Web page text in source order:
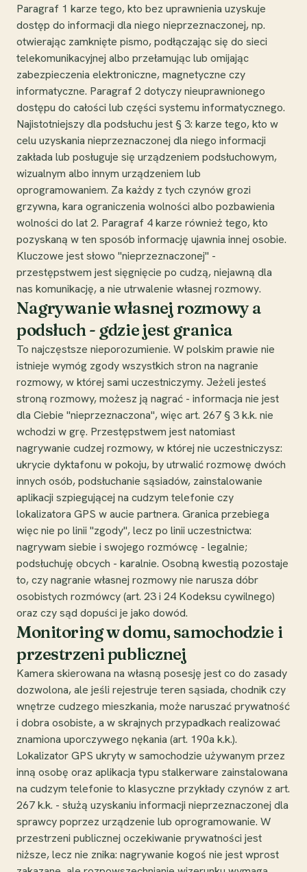
Paragraf 1 karze tego, kto bez uprawnienia uzyskuje
dostęp do informacji dla niego nieprzeznaczonej, np.
otwierając zamknięte pismo, podłączając się do sieci
telekomunikacyjnej albo przełamując lub omijając
zabezpieczenia elektroniczne, magnetyczne czy
informatyczne. Paragraf 2 dotyczy nieuprawnionego
dostępu do całości lub części systemu informatycznego.
Najistotniejszy dla podsłuchu jest § 3: karze tego, kto w
celu uzyskania nieprzeznaczonej dla niego informacji
zakłada lub posługuje się urządzeniem podsłuchowym,
wizualnym albo innym urządzeniem lub
oprogramowaniem. Za każdy z tych czynów grozi
grzywna, kara ograniczenia wolności albo pozbawienia
wolności do lat 2. Paragraf 4 karze również tego, kto
pozyskaną w ten sposób informację ujawnia innej osobie.
Kluczowe jest słowo "nieprzeznaczonej" -
przestępstwem jest sięgnięcie po cudzą, niejawną dla
nas komunikację, a nie utrwalenie własnej rozmowy.
Nagrywanie własnej rozmowy a
podsłuch - gdzie jest granica
To najczęstsze nieporozumienie. W polskim prawie nie
istnieje wymóg zgody wszystkich stron na nagranie
rozmowy, w której sami uczestniczymy. Jeżeli jesteś
stroną rozmowy, możesz ją nagrać - informacja nie jest
dla Ciebie "nieprzeznaczona", więc art. 267 § 3 k.k. nie
wchodzi w grę. Przestępstwem jest natomiast
nagrywanie cudzej rozmowy, w której nie uczestniczysz:
ukrycie dyktafonu w pokoju, by utrwalić rozmowę dwóch
innych osób, podsłuchanie sąsiadów, zainstalowanie
aplikacji szpiegującej na cudzym telefonie czy
lokalizatora GPS w aucie partnera. Granica przebiega
więc nie po linii "zgody", lecz po linii uczestnictwa:
nagrywam siebie i swojego rozmówcę - legalnie;
podsłuchuję obcych - karalnie. Osobną kwestią pozostaje
to, czy nagranie własnej rozmowy nie narusza dóbr
osobistych rozmówcy (art. 23 i 24 Kodeksu cywilnego)
oraz czy sąd dopuści je jako dowód.
Monitoring w domu, samochodzie i
przestrzeni publicznej
Kamera skierowana na własną posesję jest co do zasady
dozwolona, ale jeśli rejestruje teren sąsiada, chodnik czy
wnętrze cudzego mieszkania, może naruszać prywatność
i dobra osobiste, a w skrajnych przypadkach realizować
znamiona uporczywego nękania (art. 190a k.k.).
Lokalizator GPS ukryty w samochodzie używanym przez
inną osobę oraz aplikacja typu stalkerware zainstalowana
na cudzym telefonie to klasyczne przykłady czynów z art.
267 k.k. - służą uzyskaniu informacji nieprzeznaczonej dla
sprawcy poprzez urządzenie lub oprogramowanie. W
przestrzeni publicznej oczekiwanie prywatności jest
niższe, lecz nie znika: nagrywanie kogoś nie jest wprost